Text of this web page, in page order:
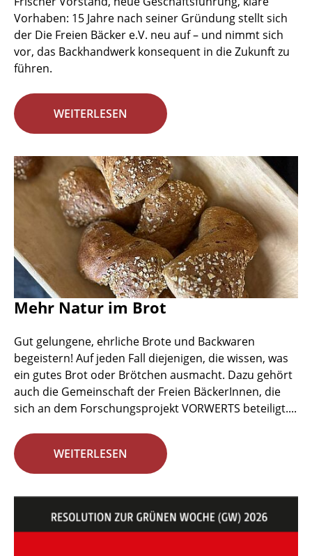
Vorhaben: 15 Jahre nach seiner Gründung stellt sich
der Die Freien Bäcker e.V. neu auf – und nimmt sich
vor, das Backhandwerk konsequent in die Zukunft zu
führen.
WEITERLESEN
Mehr Natur im Brot
Gut gelungene, ehrliche Brote und Backwaren
begeistern! Auf jeden Fall diejenigen, die wissen, was
ein gutes Brot oder Brötchen ausmacht. Dazu gehört
auch die Gemeinschaft der Freien BäckerInnen, die
sich an dem Forschungsprojekt VORWERTS beteiligt....
WEITERLESEN